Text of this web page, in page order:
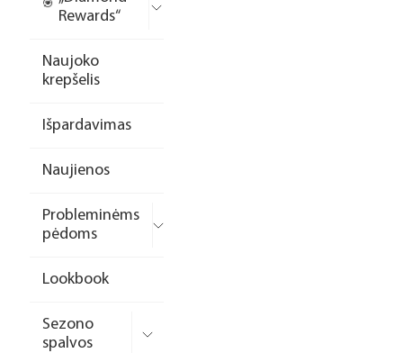
Rewards“
Naujoko
krepšelis
Išpardavimas
Naujienos
Probleminėms
pėdoms
Lookbook
Sezono
spalvos